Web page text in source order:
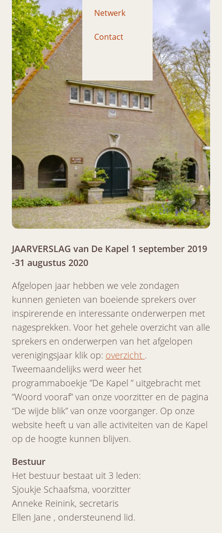
Netwerk
Contact
JAARVERSLAG van De Kapel 1 september 2019
-31 augustus 2020
Afgelopen jaar hebben we vele zondagen
kunnen genieten van boeiende sprekers over
inspirerende en interessante onderwerpen met
nagesprekken. Voor het gehele overzicht van alle
sprekers en onderwerpen van het afgelopen
verenigingsjaar klik op: overzicht .
Tweemaandelijks werd weer het
programmaboekje ”De Kapel ” uitgebracht met
”Woord vooraf” van onze voorzitter en de pagina
“De wijde blik” van onze voorganger. Op onze
website heeft u van alle activiteiten van de Kapel
op de hoogte kunnen blijven.
Bestuur
Het bestuur bestaat uit 3 leden:
Sjoukje Schaafsma, voorzitter
Anneke Reinink, secretaris
Ellen Jane , ondersteunend lid.